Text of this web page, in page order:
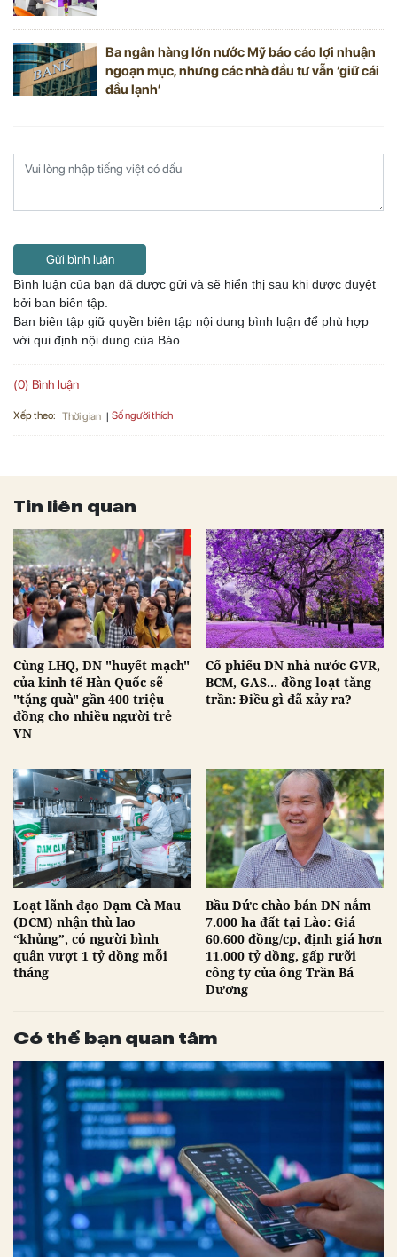
Ba ngân hàng lớn nước Mỹ báo cáo lợi nhuận
ngoạn mục, nhưng các nhà đầu tư vẫn ‘giữ cái
đầu lạnh’
Gửi bình luận
Bình luận của bạn đã được gửi và sẽ hiển thị sau khi được duyệt
bởi ban biên tập.
Ban biên tập giữ quyền biên tập nội dung bình luận để phù hợp
với qui định nội dung của Báo.
(0) Bình luận
Xếp theo: Thời gian Số người thích
Tin liên quan
Cùng LHQ, DN "huyết mạch"
của kinh tế Hàn Quốc sẽ
"tặng quà" gần 400 triệu
đồng cho nhiều người trẻ
VN
Cổ phiếu DN nhà nước GVR,
BCM, GAS... đồng loạt tăng
trần: Điều gì đã xảy ra?
Loạt lãnh đạo Đạm Cà Mau
(DCM) nhận thù lao
“khủng”, có người bình
quân vượt 1 tỷ đồng mỗi
tháng
Bầu Đức chào bán DN nắm
7.000 ha đất tại Lào: Giá
60.600 đồng/cp, định giá hơn
11.000 tỷ đồng, gấp rưỡi
công ty của ông Trần Bá
Dương
Có thể bạn quan tâm